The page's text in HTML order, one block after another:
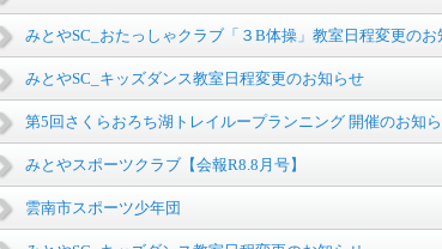
みとやSC_おたっしゃクラブ「３B体操」教室日程変更のお
みとやSC_キッズダンス教室日程変更のお知らせ
第5回さくらおろち湖トレイループランニング 開催のお知
みとやスポーツクラブ【会報R8.8月号】
雲南市スポーツ少年団